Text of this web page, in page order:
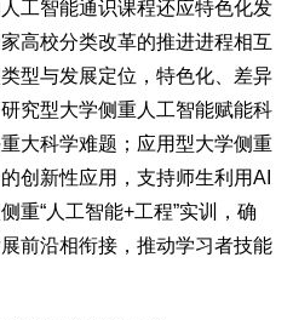
智能通识课程还应特色化发
高校分类改革的推进进程相互
型与发展定位，特色化、差异
究型大学侧重人工智能赋能科
大科学难题；应用型大学侧重
创新性应用，支持师生利用AI
重“人工智能+工程”实训，确
前沿相衔接，推动学习者技能